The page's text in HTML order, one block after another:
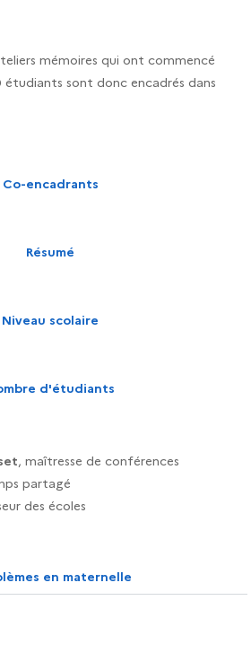
mémoires qui ont commencé
étudiants sont donc encadrés dans
Co-encadrants
Résumé
Niveau scolaire
d'étudiants
, maîtresse de conférences
partagé
des écoles
en maternelle